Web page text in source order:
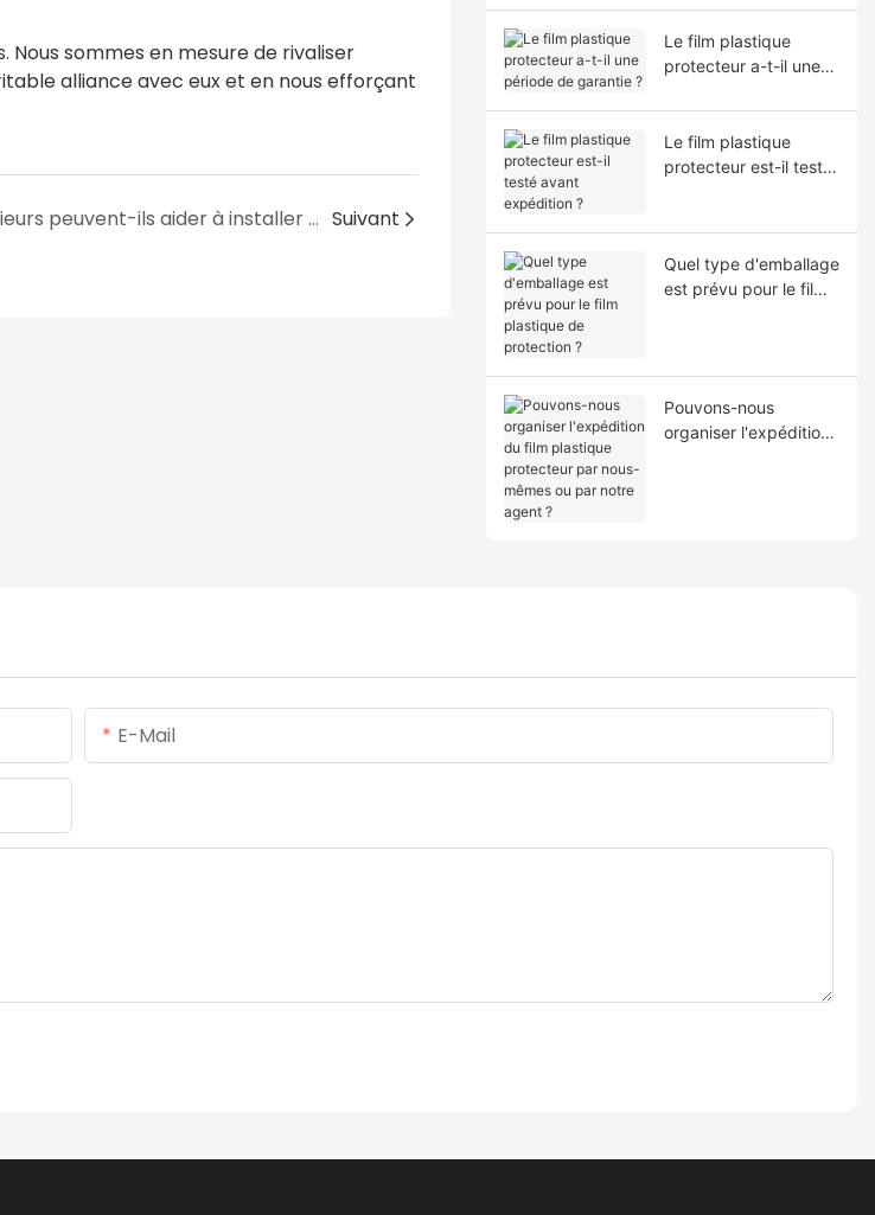
sommes en mesure de rivaliser
alliance avec eux et en nous efforçant
Des ingénieurs peuvent-ils aider à installer un film plastique protecteur ? Suivant
Le film plastique
protecteur a-t-il une
Le film plastique
protecteur est-il testé
Quel type d'emballage
est prévu pour le film
Pouvons-nous
organiser l'expédition
E-Mail